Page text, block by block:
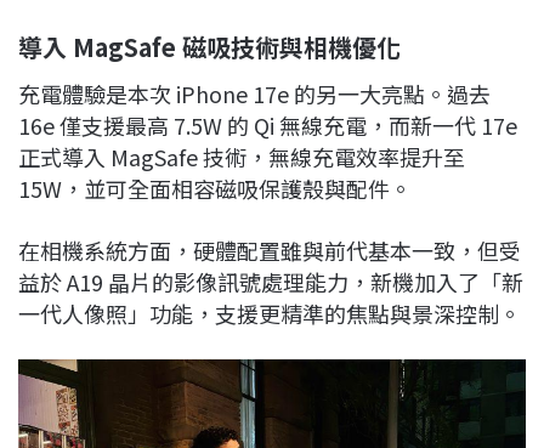
導入 MagSafe 磁吸技術與相機優化
充電體驗是本次 iPhone 17e 的另一大亮點。過去
16e 僅支援最高 7.5W 的 Qi 無線充電，而新一代 17e
正式導入 MagSafe 技術，無線充電效率提升至
15W，並可全面相容磁吸保護殼與配件。
在相機系統方面，硬體配置雖與前代基本一致，但受
益於 A19 晶片的影像訊號處理能力，新機加入了「新
一代人像照」功能，支援更精準的焦點與景深控制。